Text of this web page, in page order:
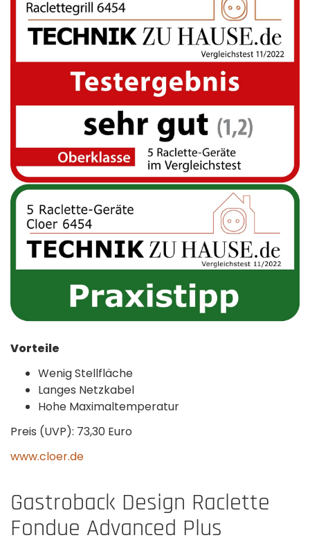
Vorteile
Wenig Stellfläche
Langes Netzkabel
Hohe Maximaltemperatur
Preis (UVP): 73,30 Euro
www.cloer.de
Gastroback Design Raclette
Fondue Advanced Plus